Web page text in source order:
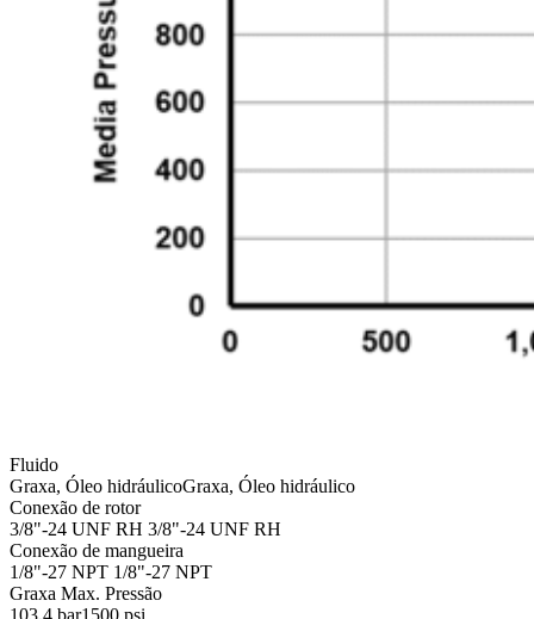
Fluido
Graxa, Óleo hidráulicoGraxa, Óleo hidráulico
Conexão de rotor
3/8"-24 UNF RH 3/8"-24 UNF RH
Conexão de mangueira
1/8"-27 NPT 1/8"-27 NPT
Graxa Max. Pressão
103,4 bar1500 psi